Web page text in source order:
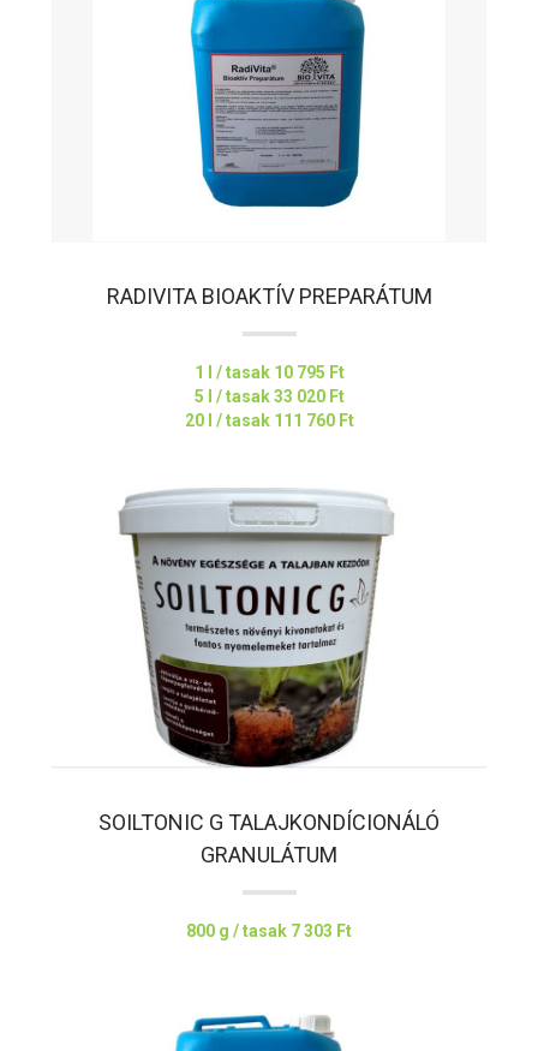
RADIVITA BIOAKTÍV PREPARÁTUM
1 l / tasak 10 795 Ft
5 l / tasak33 020 Ft
20 l / tasak 111 760 Ft
SOILTONIC G TALAJKONDÍCIONÁLÓ
GRANULÁTUM
800 g / tasak 7 303 Ft